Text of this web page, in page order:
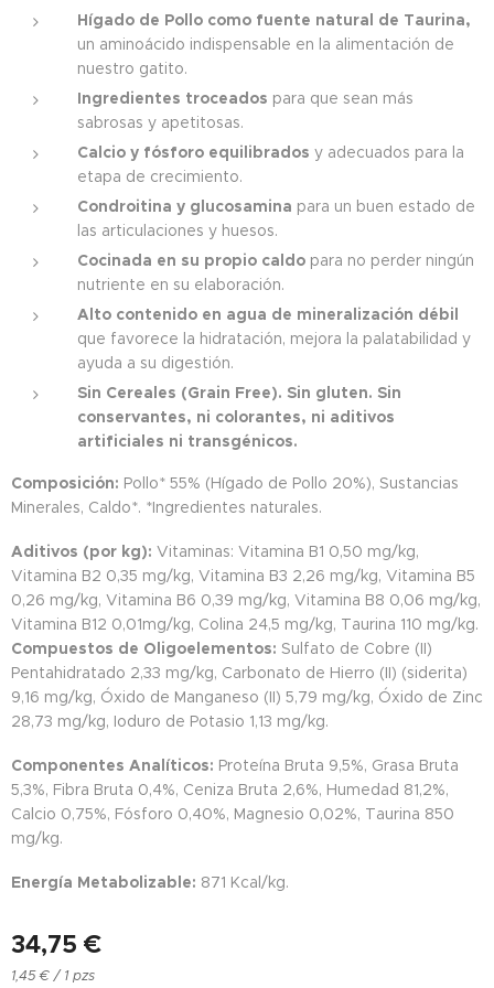
Hígado de Pollo como fuente natural de Taurina,
un aminoácido indispensable en la alimentación de
nuestro gatito.
Ingredientes troceados para que sean más
sabrosas y apetitosas.
Calcio y fósforo equilibrados y adecuados para la
etapa de crecimiento.
Condroitina y glucosamina para un buen estado de
las articulaciones y huesos.
Cocinada en su propio caldo para no perder ningún
nutriente en su elaboración.
Alto contenido en agua de mineralización débil
que favorece la hidratación, mejora la palatabilidad y
ayuda a su digestión.
Sin Cereales (Grain Free). Sin gluten. Sin
conservantes, ni colorantes, ni aditivos
artificiales ni transgénicos.
Composición: Pollo* 55% (Hígado de Pollo 20%), Sustancias
Minerales, Caldo*. *Ingredientes naturales.
Aditivos (por kg): Vitaminas: Vitamina B1 0,50 mg/kg,
Vitamina B2 0,35 mg/kg, Vitamina B3 2,26 mg/kg, Vitamina B5
0,26 mg/kg, Vitamina B6 0,39 mg/kg, Vitamina B8 0,06 mg/kg,
Vitamina B12 0,01mg/kg, Colina 24,5 mg/kg, Taurina 110 mg/kg.
Compuestos de Oligoelementos: Sulfato de Cobre (II)
Pentahidratado 2,33 mg/kg, Carbonato de Hierro (II) (siderita)
9,16 mg/kg, Óxido de Manganeso (II) 5,79 mg/kg, Óxido de Zinc
28,73 mg/kg, Ioduro de Potasio 1,13 mg/kg.
Componentes Analíticos: Proteína Bruta 9,5%, Grasa Bruta
5,3%, Fibra Bruta 0,4%, Ceniza Bruta 2,6%, Humedad 81,2%,
Calcio 0,75%, Fósforo 0,40%, Magnesio 0,02%, Taurina 850
mg/kg.
Energía Metabolizable: 871 Kcal/kg.
34,75 €
1,45 € / 1 pzs